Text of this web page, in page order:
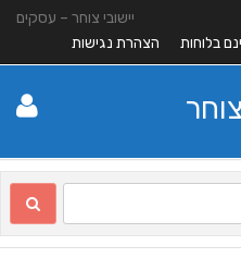
יישובי צוחר – עסקים
בלוחות הצהרת נגישות